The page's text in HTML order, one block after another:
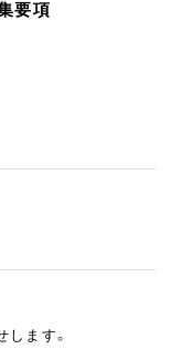
要項
ます。